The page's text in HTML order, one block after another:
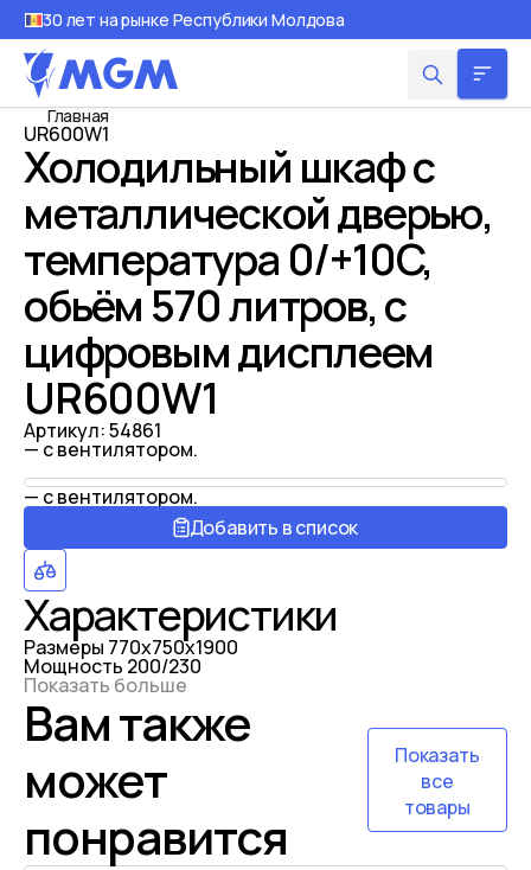
30 лет на рынке Республики Молдова
Главная
UR600W1
Холодильный шкаф с
металлической дверью,
температура 0/+10C,
обьём 570 литров, с
цифровым дисплеем
UR600W1
Артикул:54861
— с вентилятором.
— с вентилятором.
Добавить в список
Характеристики
Размеры 770x750x1900
Мощность 200/230
Показать больше
Вам также
может
понравится
Показать
все
товары